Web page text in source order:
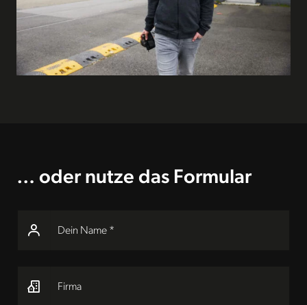
… oder nutze das Formular
Dein Name *
Firma